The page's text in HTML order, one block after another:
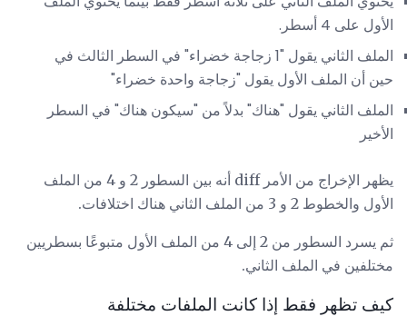
الأول على 4 أسطر.
الملف الثاني يقول "1 زجاجة خضراء" في السطر الثالث في
حين أن الملف الأول يقول "زجاجة واحدة خضراء"
الملف الثاني يقول "هناك" بدلاً من "سيكون هناك" في السطر
الأخير
يظهر الإخراج من الأمر diff أنه بين السطور 2 و 4 من الملف
الأول والخطوط 2 و 3 من الملف الثاني هناك اختلافات.
ثم يسرد السطور من 2 إلى 4 من الملف الأول متبوعًا بسطريين
مختلفين في الملف الثاني.
كيف تظهر فقط إذا كانت الملفات مختلفة